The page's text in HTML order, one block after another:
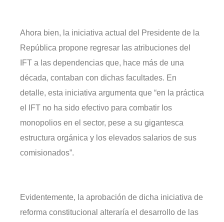
Ahora bien, la iniciativa actual del Presidente de la
República propone regresar las atribuciones del
IFT a las dependencias que, hace más de una
década, contaban con dichas facultades. En
detalle, esta iniciativa argumenta que “en la práctica
el IFT no ha sido efectivo para combatir los
monopolios en el sector, pese a su gigantesca
estructura orgánica y los elevados salarios de sus
comisionados”.
Evidentemente, la aprobación de dicha iniciativa de
reforma constitucional alteraría el desarrollo de las